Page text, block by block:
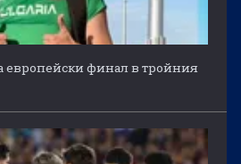
европейски финал в тройния